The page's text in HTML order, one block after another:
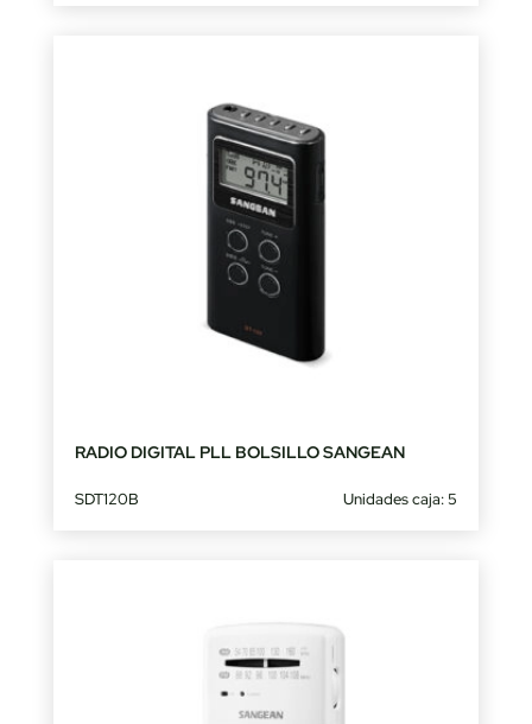
RADIO DIGITAL PLL BOLSILLO SANGEAN
SDT120B Unidades caja: 5